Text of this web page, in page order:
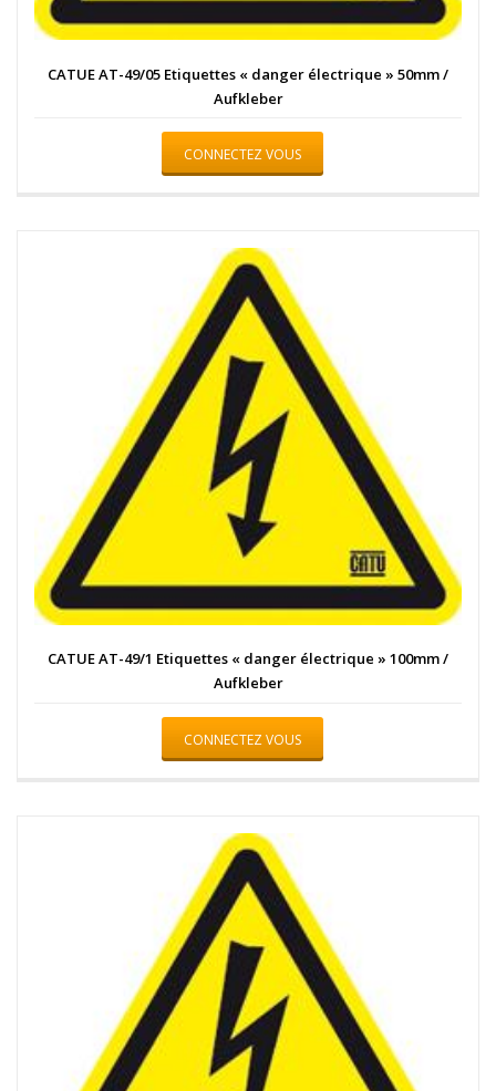
CATUE AT-49/05 Etiquettes « danger électrique » 50mm /
Aufkleber
CONNECTEZ VOUS
CATUE AT-49/1 Etiquettes « danger électrique » 100mm /
Aufkleber
CONNECTEZ VOUS